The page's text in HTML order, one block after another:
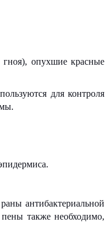
гноя), опухшие красные
для контроля
антибактериальной
также необходимо,